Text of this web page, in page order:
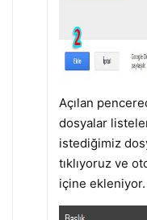
Açılan
dosyalar
istediğimiz
tıklıyoruz ve
içine ekleniyor.